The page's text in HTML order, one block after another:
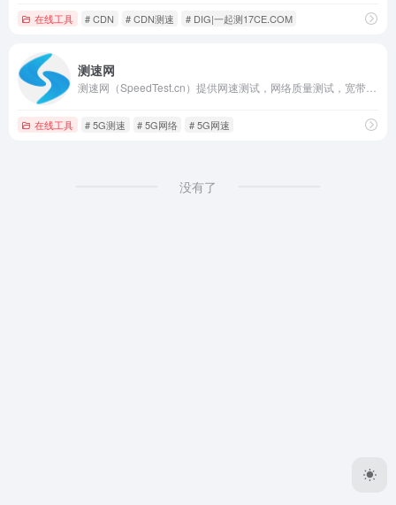
在线工具 # CDN # CDN测速 # DIG|一起测17CE.COM
测速网
在线工具 # 5G测速 # 5G网络 # 5G网速
没有了